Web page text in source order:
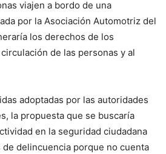
viajen a bordo de una
por la Asociación Automotriz del
los derechos de los
de las personas y al
adoptadas por las autoridades
la propuesta que se buscaría
en la seguridad ciudadana
delincuencia porque no cuenta